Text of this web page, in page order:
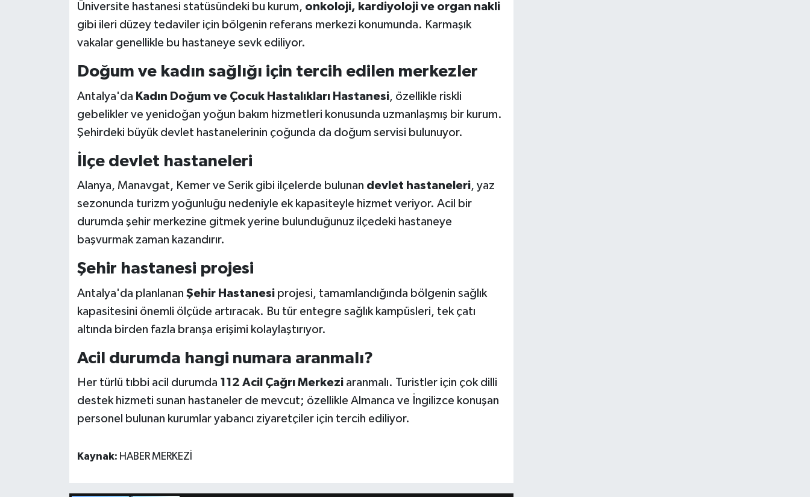
Üniversite hastanesi statüsündeki bu kurum, onkoloji, kardiyoloji ve organ nakli
gibi ileri düzey tedaviler için bölgenin referans merkezi konumunda. Karmaşık
vakalar genellikle bu hastaneye sevk ediliyor.
Doğum ve kadın sağlığı için tercih edilen merkezler
Antalya'da Kadın Doğum ve Çocuk Hastalıkları Hastanesi, özellikle riskli
gebelikler ve yenidoğan yoğun bakım hizmetleri konusunda uzmanlaşmış bir kurum.
Şehirdeki büyük devlet hastanelerinin çoğunda da doğum servisi bulunuyor.
İlçe devlet hastaneleri
Alanya, Manavgat, Kemer ve Serik gibi ilçelerde bulunan devlet hastaneleri, yaz
sezonunda turizm yoğunluğu nedeniyle ek kapasiteyle hizmet veriyor. Acil bir
durumda şehir merkezine gitmek yerine bulunduğunuz ilçedeki hastaneye
başvurmak zaman kazandırır.
Şehir hastanesi projesi
Antalya'da planlanan Şehir Hastanesiprojesi, tamamlandığında bölgenin sağlık
kapasitesini önemli ölçüde artıracak. Bu tür entegre sağlık kampüsleri, tek çatı
altında birden fazla branşa erişimi kolaylaştırıyor.
Acil durumda hangi numara aranmalı?
Her türlü tıbbi acil durumda 112 Acil Çağrı Merkeziaranmalı. Turistler için çok dilli
destek hizmeti sunan hastaneler de mevcut; özellikle Almanca ve İngilizce konuşan
personel bulunan kurumlar yabancı ziyaretçiler için tercih ediliyor.
Kaynak: HABER MERKEZİ